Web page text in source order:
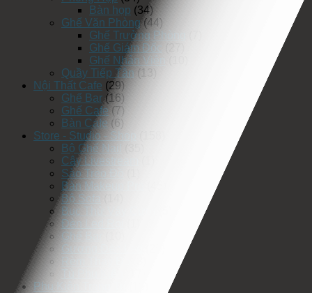
Bàn họp (34)
Ghế Văn Phòng (44)
Ghế Trưởng Phòng
Ghế Giám Đốc
Ghế Nhân Viên
Quầy Tiếp Tân (13)
Nội Thất Cafe (29)
Ghế Bar (16)
Ghế Cafe (7)
Bàn Cafe (6)
Store - Studio - Shop
Bộ Ghế Nail
Cây Livestream
Sào Treo Đồ
Bàn Makeup Pro
Bộ Sofa
Bục Thử Váy Cưới
Đèn Led Rọi
Ghế Bar
Gương Đèn Led
Phụ Kiện Trang Trí